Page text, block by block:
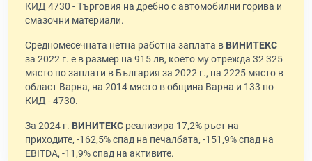
КИД 4730 - Търговия на дребно с автомобилни горива и
смазочни материали.
Средномесечната нетна работна заплата в ВИНИТЕКС
за 2022 г. е в размер на 915 лв, което му отрежда 32 325
място по заплати в България за 2022 г., на 2225 място в
област Варна, на 2014 място в община Варна и 133 по
КИД - 4730.
За 2024 г. ВИНИТЕКС реализира 17,2% ръст на
приходите, -162,5% спад на печалбата, -151,9% спад на
EBITDA, -11,9% спад на активите.